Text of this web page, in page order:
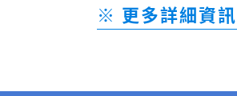
※ 更多詳細資訊